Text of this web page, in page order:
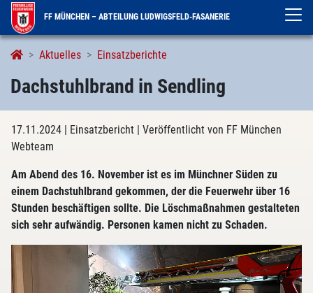
FF MÜNCHEN – ABTEILUNG LUDWIGSFELD-FASANERIE
Aktuelles Einsatzberichte
Dachstuhlbrand in Sendling
17.11.2024 | Einsatzbericht | Veröffentlicht von FF München
Webteam
Am Abend des 16. November ist es im Münchner Süden zu
einem Dachstuhlbrand gekommen, der die Feuerwehr über 16
Stunden beschäftigen sollte. Die Löschmaßnahmen gestalteten
sich sehr aufwändig. Personen kamen nicht zu Schaden.